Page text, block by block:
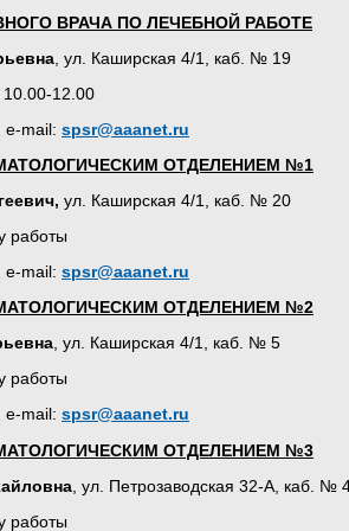
ВРАЧА ПО ЛЕЧЕБНОЙ РАБОТЕ
, ул. Каширская 4/1, каб. № 19
10.00-12.00
e-mail: spsr@aaanet.ru
ОТДЕЛЕНИЕМ №1
ул. Каширская 4/1, каб. № 20
работы
e-mail: spsr@aaanet.ru
ОТДЕЛЕНИЕМ №2
, ул. Каширская 4/1, каб. № 5
работы
e-mail: spsr@aaanet.ru
ОТДЕЛЕНИЕМ №3
, ул. Петрозаводская 32-А, каб. №
работы